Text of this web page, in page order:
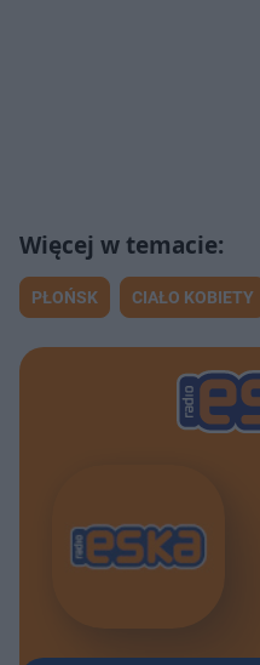
PŁOŃSK CIAŁO KOBIETY